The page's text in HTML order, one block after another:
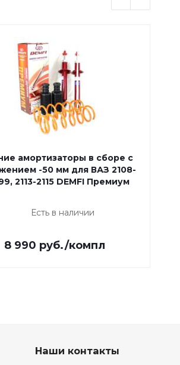
амортизаторы в сборе с
-50 мм для ВАЗ 2108-
2113-2115 DEMFI Премиум
Есть в наличии
8 990 руб./компл
Наши контакты